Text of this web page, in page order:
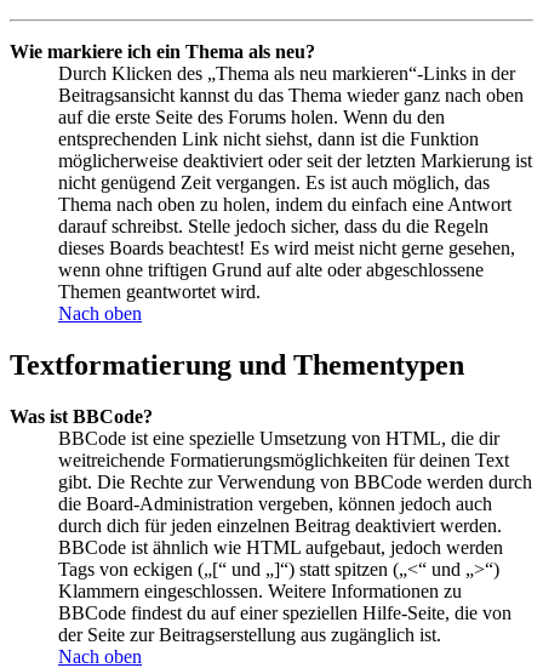
Wie markiere ich ein Thema als neu?
Durch Klicken des „Thema als neu markieren“-Links in der
Beitragsansicht kannst du das Thema wieder ganz nach oben
auf die erste Seite des Forums holen. Wenn du den
entsprechenden Link nicht siehst, dann ist die Funktion
möglicherweise deaktiviert oder seit der letzten Markierung ist
nicht genügend Zeit vergangen. Es ist auch möglich, das
Thema nach oben zu holen, indem du einfach eine Antwort
darauf schreibst. Stelle jedoch sicher, dass du die Regeln
dieses Boards beachtest! Es wird meist nicht gerne gesehen,
wenn ohne triftigen Grund auf alte oder abgeschlossene
Themen geantwortet wird.
Nach oben
Textformatierung und Thementypen
Was ist BBCode?
BBCode ist eine spezielle Umsetzung von HTML, die dir
weitreichende Formatierungsmöglichkeiten für deinen Text
gibt. Die Rechte zur Verwendung von BBCode werden durch
die Board-Administration vergeben, können jedoch auch
durch dich für jeden einzelnen Beitrag deaktiviert werden.
BBCode ist ähnlich wie HTML aufgebaut, jedoch werden
Tags von eckigen („[“ und „]“) statt spitzen („<“ und „>“)
Klammern eingeschlossen. Weitere Informationen zu
BBCode findest du auf einer speziellen Hilfe-Seite, die von
der Seite zur Beitragserstellung aus zugänglich ist.
Nach oben